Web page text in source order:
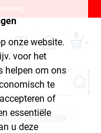
onze website.
voor het
helpen om ons
te
of
essentiële
u deze
0
teamorder